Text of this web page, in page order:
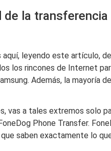
de la
aquí, leyendo este artículo,
los rincones de Internet
Además, la mayoría
vas a tales extremos solo
Phone Transfer.
saben exactamente lo